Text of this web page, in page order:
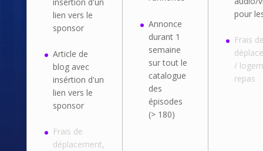
lien vers le
sponsor
Article de
blog avec
insértion d'un
lien vers le
sponsor
Frais de
déplacement,
Annonce
durant 1
semaine
sur tout le
catalogue
des
épisodes
(> 180)
pour
Frais
/
repas